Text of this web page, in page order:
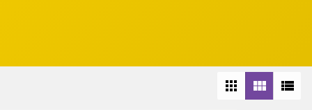
apps view_module view_list